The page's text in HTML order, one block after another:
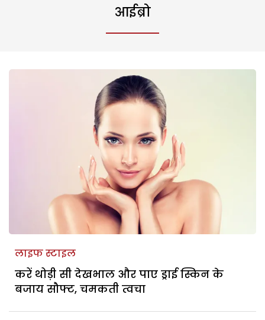
आईब्रो
लाइफ स्टाइल
करें थोड़ी सी देखभाल और पाए ड्राई स्किन के
बजाय सौफ्ट, चमकती त्वचा